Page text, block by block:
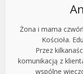
Żona i mama
Kościoła.
Przez
komunikacją z
wspólne